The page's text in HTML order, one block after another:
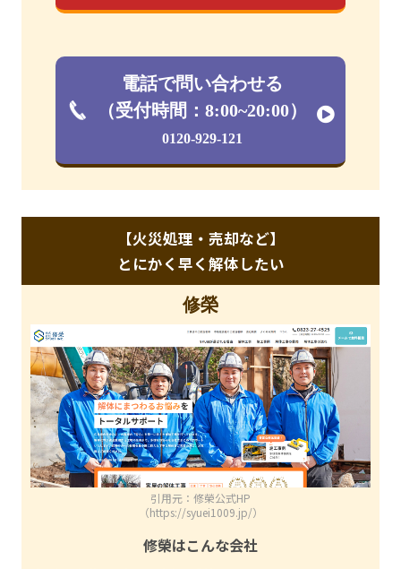
電話で問い合わせる
（受付時間：8:00~20:00）
0120-929-121
【火災処理・売却など】
とにかく早く解体したい
修榮
引用元：修榮公式HP
（https://syuei1009.jp/）
修榮はこんな会社